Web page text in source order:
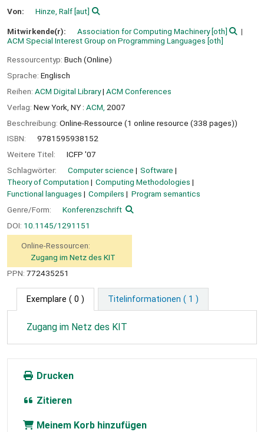
Von: Hinze, Ralf[aut]
Mitwirkende(r): Association for Computing Machinery[oth]
ACM Special Interest Group on Programming Languages [oth]
Ressourcentyp: Buch (Online)
Sprache: Englisch
Reihen: ACM Digital Library| ACM Conferences
Verlag: New York, NY : ACM, 2007
Beschreibung: Online-Ressource (1 online resource (338 pages))
ISBN:
9781595938152
Weitere Titel:
ICFP '07
Schlagwörter:
Computer science
Software
Theory of Computation
Computing Methodologies
Functional languages
Compilers
Program semantics
Genre/Form:
Konferenzschrift
DOI: 10.1145/1291151
Online-Ressourcen:
Zugang im Netz des KIT
PPN: 772435251
Exemplare ( 0 ) Titelinformationen ( 1 )
Zugang im Netz des KIT
Drucken
Zitieren
Meinem Korb hinzufügen